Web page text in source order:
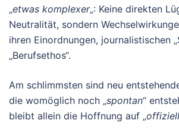
„etwas komplexer„: Keine direkten
Neutralität, sondern
ihren Einordnungen, journalistischen
„Berufsethos“.
Am schlimmsten sind neu
die womöglich noch „spontan“
bleibt allein die Hoffnung auf „